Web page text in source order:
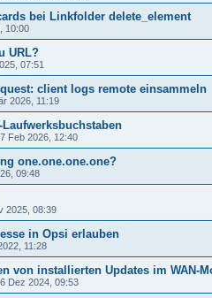
bei Linkfolder delete_element
10:00
URL?
07:51
client logs remote einsammeln
2026, 11:19
Feb 2026, 12:40
one.one.one.one?
09:48
2025, 08:39
in Opsi erlauben
11:28
von installierten Updates im WAN-
Dez 2024, 09:53